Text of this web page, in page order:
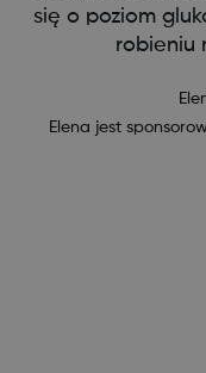
się o poziom
robieniu
Elena jest